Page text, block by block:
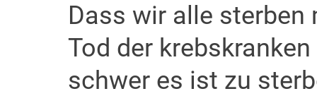
Dass wir alle sterben
Tod der
schwer es ist zu